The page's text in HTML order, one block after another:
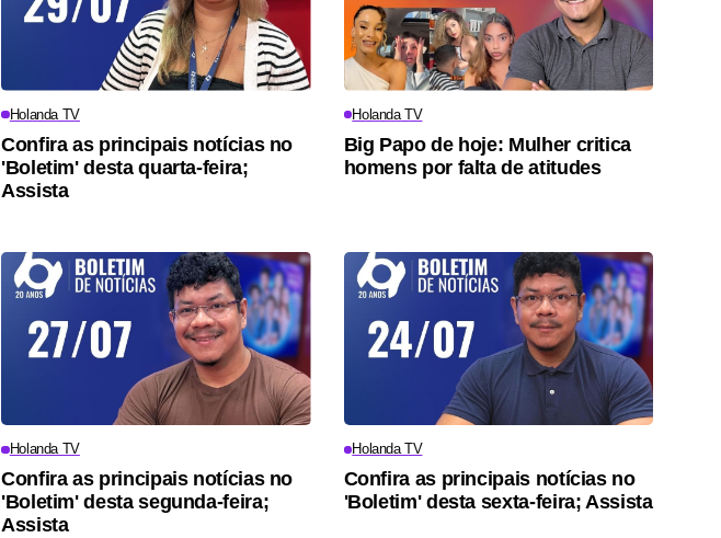
Holanda TV
Confira as principais notícias no
'Boletim' desta quarta-feira;
Assista
Holanda TV
Big Papo de hoje: Mulher critica
homens por falta de atitudes
Holanda TV
Confira as principais notícias no
'Boletim' desta segunda-feira;
Assista
Holanda TV
Confira as principais notícias no
'Boletim' desta sexta-feira; Assista